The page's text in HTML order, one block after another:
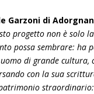
Garzoni di
progetto non è solo
possa sembrare: ha
di grande
con la sua